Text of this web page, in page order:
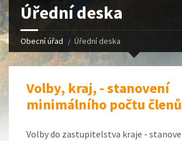
Úřední deska
Obecní úřad Úřední deska
Volby, kraj, - stanovení
minimálního počtu členů
Volby do zastupitelstva kraje -